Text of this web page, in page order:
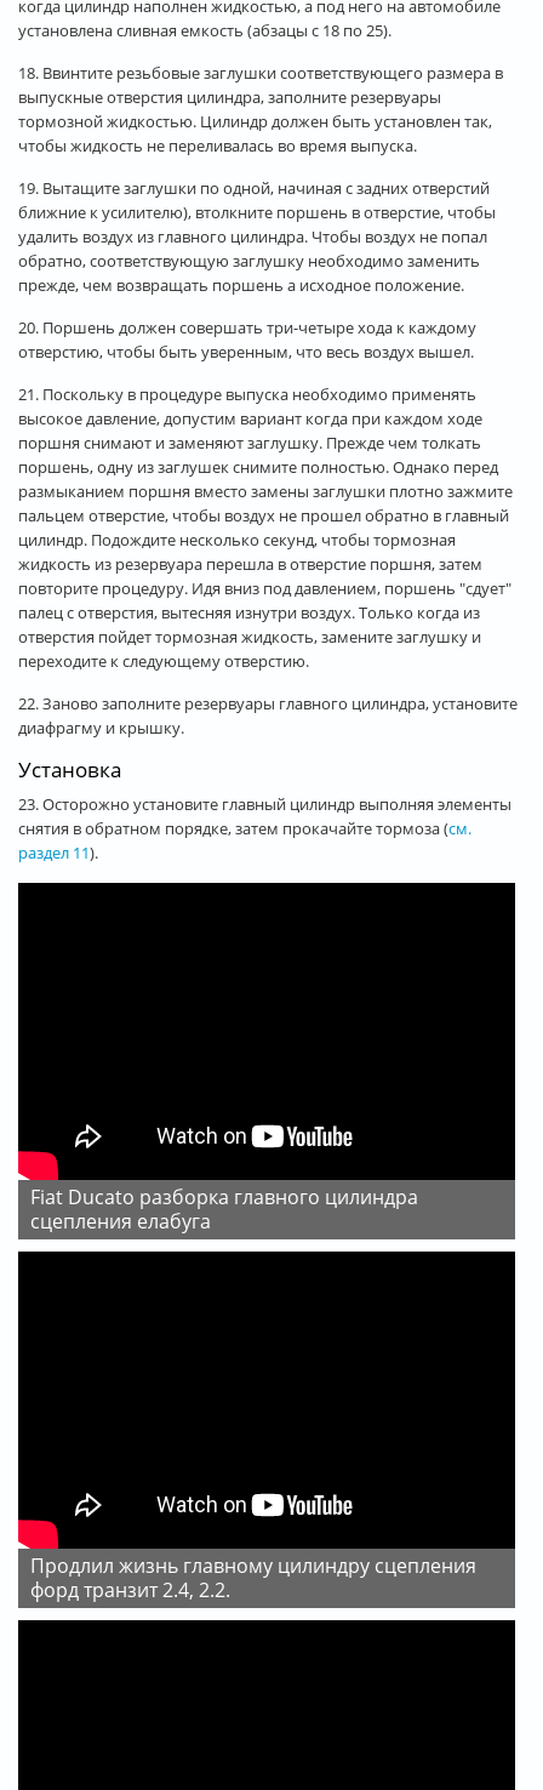
когда цилиндр наполнен жидкостью, а под него на автомобиле
установлена сливная емкость (абзацы с 18 по 25).
18. Ввинтите резьбовые заглушки соответствующего размера в
выпускные отверстия цилиндра, заполните резервуары
тормозной жидкостью. Цилиндр должен быть установлен так,
чтобы жидкость не переливалась во время выпуска.
19. Вытащите заглушки по одной, начиная с задних отверстий
ближние к усилителю), втолкните поршень в отверстие, чтобы
удалить воздух из главного цилиндра. Чтобы воздух не попал
обратно, соответствующую заглушку необходимо заменить
прежде, чем возвращать поршень а исходное положение.
20. Поршень должен совершать три-четыре хода к каждому
отверстию, чтобы быть уверенным, что весь воздух вышел.
21. Поскольку в процедуре выпуска необходимо применять
высокое давление, допустим вариант когда при каждом ходе
поршня снимают и заменяют заглушку. Прежде чем толкать
поршень, одну из заглушек снимите полностью. Однако перед
размыканием поршня вместо замены заглушки плотно зажмите
пальцем отверстие, чтобы воздух не прошел обратно в главный
цилиндр. Подождите несколько секунд, чтобы тормозная
жидкость из резервуара перешла в отверстие поршня, затем
повторите процедуру. Идя вниз под давлением, поршень "сдует"
палец с отверстия, вытесняя изнутри воздух. Только когда из
отверстия пойдет тормозная жидкость, замените заглушку и
переходите к следующему отверстию.
22. Заново заполните резервуары главного цилиндра, установите
диафрагму и крышку.
Установка
23. Осторожно установите главный цилиндр выполняя элементы
снятия в обратном порядке, затем прокачайте тормоза (см.
раздел 11).
Fiat Ducato разборка главного цилиндра
сцепления елабуга
Продлил жизнь главному цилиндру сцепления
форд транзит 2.4, 2.2.